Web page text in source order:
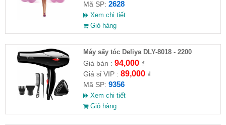
Mã SP: 2628
Xem chi tiết
Giỏ hàng
Máy sấy tóc Deliya DLY-8018 - 2200
Giá bán : 94,000₫
Giá sỉ VIP : 89,000₫
Mã SP: 9356
Xem chi tiết
Giỏ hàng